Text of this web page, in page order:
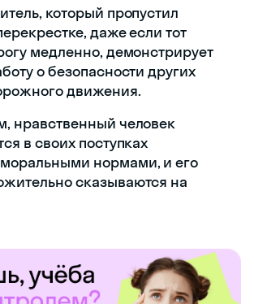
который пропустил
даже если тот
медленно, демонстрирует
о безопасности других
движения.
нравственный человек
в своих поступках
нормами, и его
сказываются на